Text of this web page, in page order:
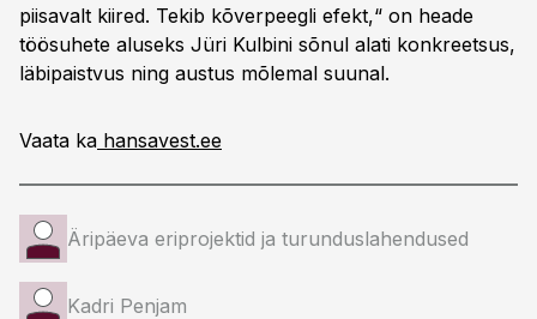
piisavalt kiired. Tekib kõverpeegli efekt,“ on heade
töösuhete aluseks Jüri Kulbini sõnul alati konkreetsus,
läbipaistvus ning austus mõlemal suunal.
Vaata ka hansavest.ee
Äripäeva eriprojektid ja turunduslahendused
Kadri Penjam